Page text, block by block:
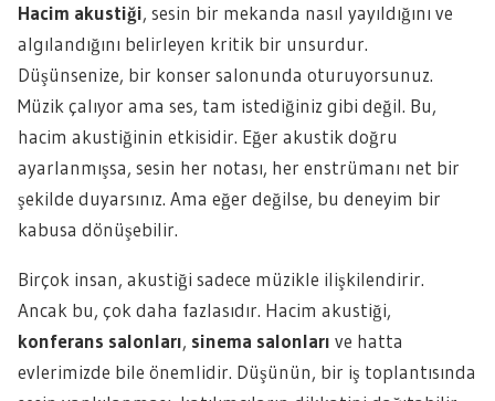
Hacim akustiği, sesin bir mekanda nasıl yayıldığını ve
algılandığını belirleyen kritik bir unsurdur.
Düşünsenize, bir konser salonunda oturuyorsunuz.
Müzik çalıyor ama ses, tam istediğiniz gibi değil. Bu,
hacim akustiğinin etkisidir. Eğer akustik doğru
ayarlanmışsa, sesin her notası, her enstrümanı net bir
şekilde duyarsınız. Ama eğer değilse, bu deneyim bir
kabusa dönüşebilir.
Birçok insan, akustiği sadece müzikle ilişkilendirir.
Ancak bu, çok daha fazlasıdır. Hacim akustiği,
konferans salonları, sinema salonları ve hatta
evlerimizde bile önemlidir. Düşünün, bir iş toplantısında